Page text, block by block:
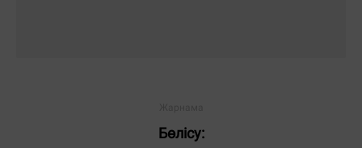
Бөлісу: